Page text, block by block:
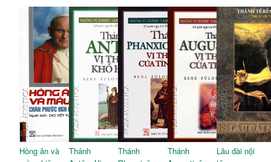
Hồng ân và
Thánh
Thánh
Thánh
Lâu đài nội